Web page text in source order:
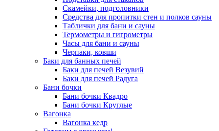
Скамейки, подголовники
Средства для пропитки стен и полков сауны
Таблички для бани и сауны
Термометры и гигрометры
Часы для бани и сауны
Черпаки, ковши
Баки для банных печей
Баки для печей Везувий
Баки для печей Радуга
Бани бочки
Бани бочки Квадро
Бани бочки Круглые
Вагонка
Вагонка кедр